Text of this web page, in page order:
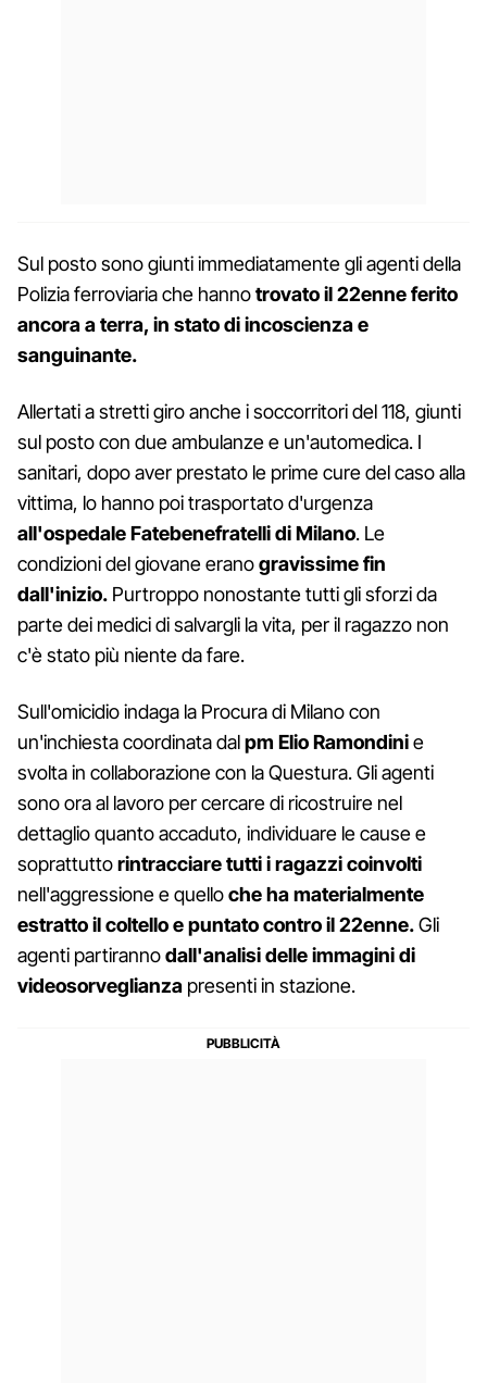
Sul posto sono giunti immediatamente gli agenti della
Polizia ferroviaria che hannotrovato il 22enne ferito
ancora a terra, in stato di incoscienza e
sanguinante.
Allertati a stretti giro anche i soccorritori del 118, giunti
sul posto con due ambulanze e un'automedica. I
sanitari, dopo aver prestato le prime cure del caso alla
vittima, lo hanno poi trasportato d'urgenza
all'ospedale Fatebenefratelli di Milano. Le
condizioni del giovane eranogravissime fin
dall'inizio. Purtroppo nonostante tutti gli sforzi da
parte dei medici di salvargli la vita, per il ragazzo non
c'è stato più niente da fare.
Sull'omicidio indaga la Procura di Milano con
un'inchiesta coordinata dalpm Elio Ramondinie
svolta in collaborazione con la Questura. Gli agenti
sono ora al lavoro per cercare di ricostruire nel
dettaglio quanto accaduto, individuare le cause e
soprattuttorintracciare tutti i ragazzi coinvolti
nell'aggressione e quelloche ha materialmente
estratto il coltello e puntato contro il 22enne.Gli
agenti partirannodall'analisi delle immagini di
videosorveglianza presenti in stazione.